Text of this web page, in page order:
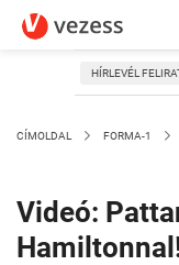
HÍRLEVÉL
CÍMOLDAL FORMA-1
Videó: